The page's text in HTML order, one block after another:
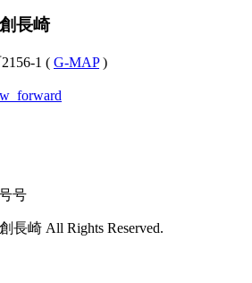
長崎
1 ( G-MAP)
号
長崎 All Rights Reserved.